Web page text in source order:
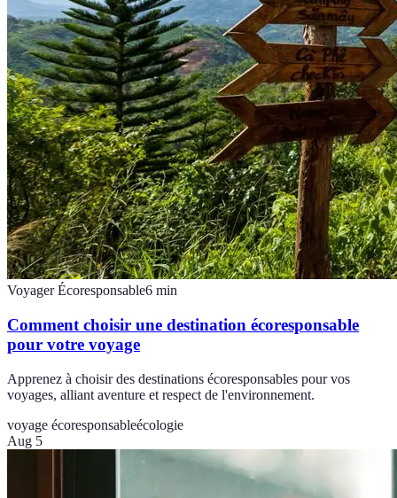
Voyager Écoresponsable6 min
Comment choisir une destination écoresponsable
pour votre voyage
Apprenez à choisir des destinations écoresponsables pour vos
voyages, alliant aventure et respect de l'environnement.
voyage écoresponsableécologie
Aug 5